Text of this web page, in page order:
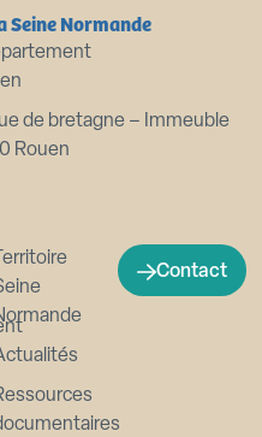
Seine Normande
de bretagne – Immeuble
Rouen
Territoire
Contact